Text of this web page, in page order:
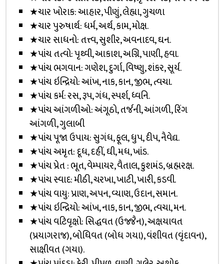
★ચાર ખોરાક: આહાર, પીણું, લેહ્યા, ગુચળા
★ચાર પુરુષાર્થ: ધર્મ, અર્થ, કામ, મોક્ષ.
★ચાર સાધનો: તત્ત્વ, સુશીર, અવનાદવ, ઘન.
★પાંચ તત્વો: પૃથ્વી, આકાશ, અગ્નિ, પાણી, હવા.
★પાંચ ભગવાન: ગણેશ, દુર્ગા, વિષ્ણુ, શંકર, સૂર્ય.
★પાંચ ઇન્દ્રિયો: આંખ, નાક, કાન, જીભ, ત્વચા.
★પાંચ કર્મ: રસ, રૂપ, ગંધ, સ્પર્શ, ધ્વનિ.
★પાંચ આંગળીઓ: અંગૂઠો, તર્જની, આંગળી, રિંગ
આંગળી, ગુલાબી
★પાંચ પૂજા ઉપાય: સુગંધ, ફૂલ, ધુપ, દીપ, નૈવેદ્ય.
★પાંચ અમૃત: દૂધ, દહીં, ઘી, મધ, ખાંડ.
★પાંચ પ્રેત : ભૂત, વેમ્પાયર, વૈતાલ, કુશમંડ, બ્રહ્મરક્ષ.
★પાંચ સ્વાદ: મીઠી, ચરખા, ખાટી, ખારી, કડવી.
★પાંચ વાયુ: પ્રાણ, અપન, વ્યાણ, ઉદાન, સમાન.
★પાંચ ઇન્દ્રિયો: આંખ, નાક, કાન, જીભ, ત્વચા, મન.
★પાંચ વટિવૃક્ષો: સિદ્ધવત (ઉજ્જૈન), અક્ષયાવત
(પ્રયાગરાજ), બોધિવત (બોધ ગયા), વંશીવત (વૃંદાવન),
સાક્ષીવત (ગયા).